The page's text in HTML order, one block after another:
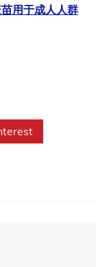
用于成人人群